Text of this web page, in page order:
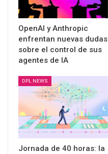
OpenAI y Anthropic
enfrentan nuevas dudas
sobre el control de sus
agentes de IA
DPL NEWS
Jornada de 40 horas: la